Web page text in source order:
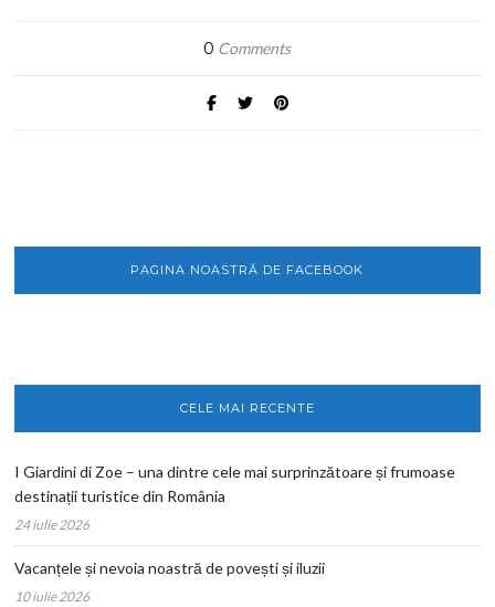
0 Comments
PAGINA NOASTRĂ DE FACEBOOK
CELE MAI RECENTE
I Giardini di Zoe – una dintre cele mai surprinzătoare și frumoase
destinații turistice din România
24 iulie 2026
Vacanțele și nevoia noastră de povești și iluzii
10 iulie 2026